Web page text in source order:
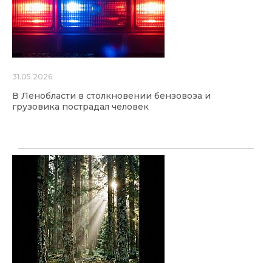
31.05.2026
В Ленобласти в столкновении бензовоза и
грузовика пострадал человек